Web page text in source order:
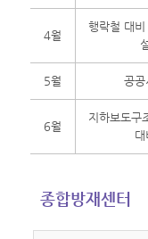
4월
행락철 대비
5월 공공
6월
지하보도구
대
종합방재센터